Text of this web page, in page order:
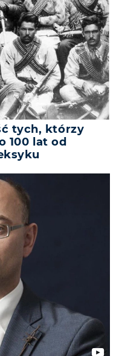
tych, którzy
100 lat od